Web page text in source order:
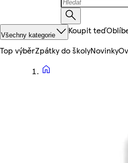
Všechny kategorie Koupit teď
Top výběrZpátky do školyNovinky